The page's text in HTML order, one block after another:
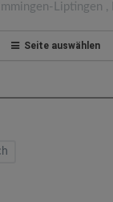
Liptingen ,
Seite auswählen